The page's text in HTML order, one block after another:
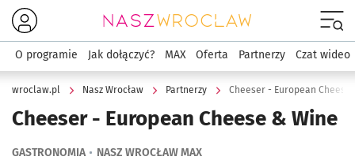
O programie Jak dołączyć? MAX Oferta Partnerzy Czat wideo
wroclaw.pl Nasz Wrocław Partnerzy Cheeser - European Cheese
Cheeser - European Cheese & Wine
GASTRONOMIA NASZ WROCŁAW MAX